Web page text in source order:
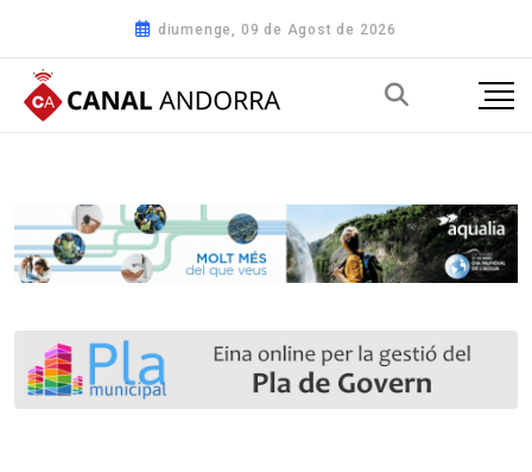
diumenge, 09 de Agost de 2026